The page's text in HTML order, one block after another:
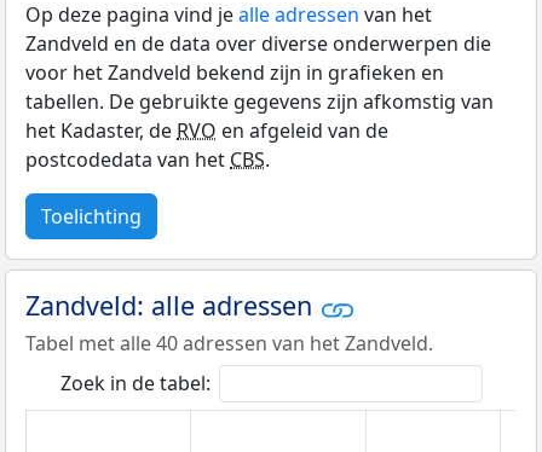
Op deze pagina vind jealle adressen van het
Zandveld en de data over diverse onderwerpen die
voor het Zandveld bekend zijn in grafieken en
tabellen. De gebruikte gegevens zijn afkomstig van
het Kadaster, deRVO en afgeleid van de
postcodedata van hetCBS.
Toelichting
Zandveld: alle adressen
Tabel met alle 40 adressen van het Zandveld.
Zoek in de tabel: